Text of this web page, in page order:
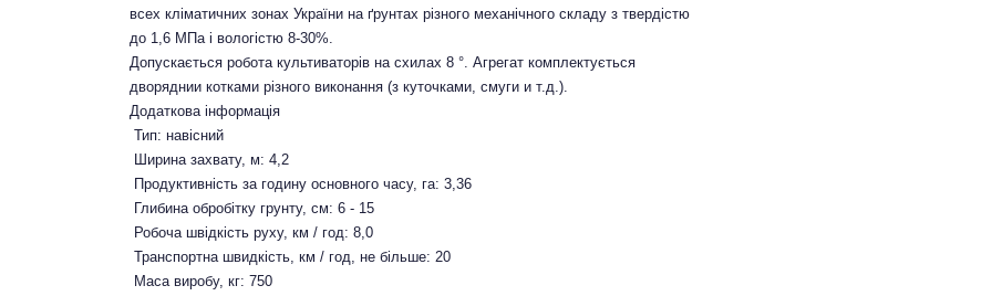
всех кліматичних зонах України на ґрунтах різного механічного складу з твердістю
до 1,6 МПа і вологістю 8-30%.
Допускається робота культиваторів на схилах 8 °. Агрегат комплектується
дворяднии котками різного виконання (з куточками, смуги и т.д.).
Додаткова інформація
Тип: навісний
Ширина захвату, м: 4,2
Продуктивність за годину основного часу, га: 3,36
Глибина обробітку грунту, см: 6 - 15
Робоча швідкість руху, км / год: 8,0
Транспортна швидкість, км / год, не більше: 20
Маса виробу, кг: 750